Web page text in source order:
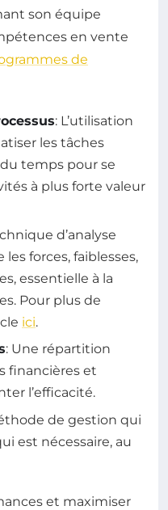
son équipe
en vente
de
: L’utilisation
les tâches
temps pour se
à plus forte valeur
d’analyse
forces, faiblesses,
essentielle à la
Pour plus de
ici.
: Une répartition
financières et
l’efficacité.
de gestion qui
est nécessaire, au
et maximiser